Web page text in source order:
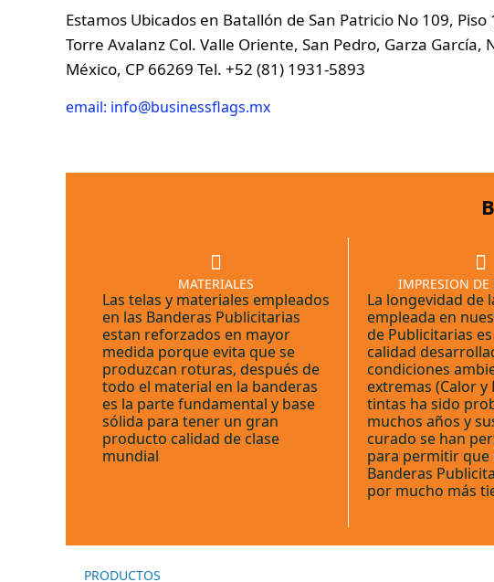
Estamos Ubicados en Batallón de San Patricio No 109, Piso
Torre Avalanz Col. Valle Oriente, San Pedro, Garza García,
México, CP 66269 Tel. +52 (81) 1931-5893
email: info@businessflags.mx
MATERIALES
Las telas y materiales empleados
en las Banderas Publicitarias
estan reforzados en mayor
medida porque evita que se
produzcan roturas, después de
todo el material en la banderas
es la parte fundamental y base
sólida para tener un gran
producto calidad de clase
mundial
IMPRESION DE
La longevidad de
empleada en
de Publicitarias
calidad
condiciones
extremas (Calor y
tintas ha sido
muchos años y
curado se han
para permitir que
Banderas
por mucho más
PRODUCTOS